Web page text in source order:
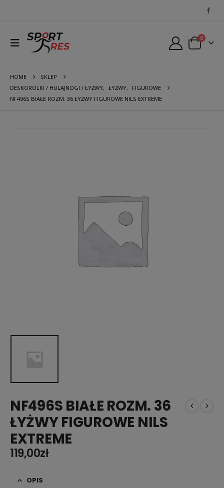
0
HOME
SKLEP
DESKOROLKI / HULAJNOGI / ŁYŻWY, ŁYŻWY,
FIGUROWE
NF496S BIAŁE ROZM. 36 ŁYŻWY FIGUROWE NILS EXTREME
NF496S BIAŁE ROZM. 36
ŁYŻWY FIGUROWE NILS
EXTREME
119,00zł
OPIS